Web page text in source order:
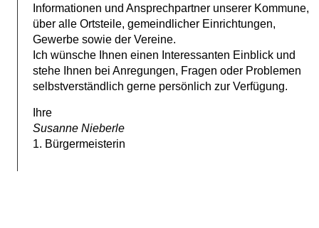
Informationen und Ansprechpartner unserer Kommune,
über alle Ortsteile, gemeindlicher Einrichtungen,
Gewerbe sowie der Vereine.
Ich wünsche Ihnen einen Interessanten Einblick und
stehe Ihnen bei Anregungen, Fragen oder Problemen
selbstverständlich gerne persönlich zur Verfügung.
Ihre
Susanne Nieberle
1. Bürgermeisterin